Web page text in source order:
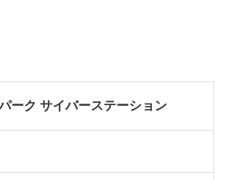
ーク サイバーステーション